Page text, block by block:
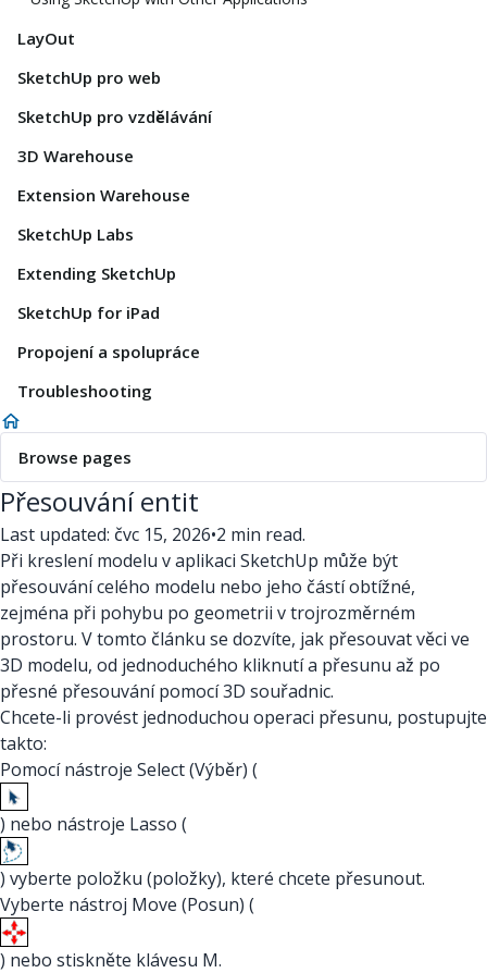
LayOut
SketchUp pro web
SketchUp pro vzdělávání
3D Warehouse
Extension Warehouse
SketchUp Labs
Extending SketchUp
SketchUp for iPad
Propojení a spolupráce
Troubleshooting
Browse pages
Přesouvání entit
Last updated: čvc 15, 2026•2 min read.
Při kreslení modelu v aplikaci SketchUp může být
přesouvání celého modelu nebo jeho částí obtížné,
zejména při pohybu po geometrii v trojrozměrném
prostoru. V tomto článku se dozvíte, jak přesouvat věci ve
3D modelu, od jednoduchého kliknutí a přesunu až po
přesné přesouvání pomocí 3D souřadnic.
Chcete-li provést jednoduchou operaci přesunu, postupujte
takto:
Pomocí nástroje Select (Výběr) (
) nebo nástroje Lasso (
) vyberte položku (položky), které chcete přesunout.
Vyberte nástroj Move (Posun) (
) nebo stiskněte klávesu M.